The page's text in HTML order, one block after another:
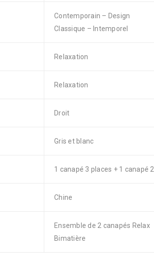
Contemporain – Design
Classique – Intemporel
Relaxation
Relaxation
Droit
Gris et blanc
1 canapé 3 places + 1 canapé
Chine
Ensemble de 2 canapés Relax
Bimatière